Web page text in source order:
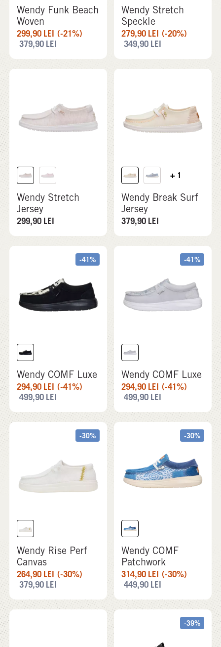
Wendy Funk Beach
Woven
299,90 LEI (-21%)
379,90 LEI
Wendy Stretch
Speckle
279,90 LEI (-20%)
349,90 LEI
Wendy Stretch
Jersey
299,90 LEI
+ 1
Wendy Break Surf
Jersey
379,90 LEI
-41%
Wendy COMF Luxe
294,90 LEI (-41%)
499,90 LEI
-41%
Wendy COMF Luxe
294,90 LEI (-41%)
499,90 LEI
-30%
Wendy Rise Perf
Canvas
264,90 LEI (-30%)
379,90 LEI
-30%
Wendy COMF
Patchwork
314,90 LEI (-30%)
449,90 LEI
-39%